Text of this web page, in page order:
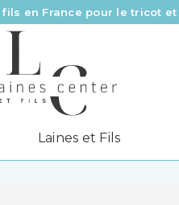
en France pour le tricot
les prix pour toutes vos
à partir de 58 € d’achat
Laines et Fils